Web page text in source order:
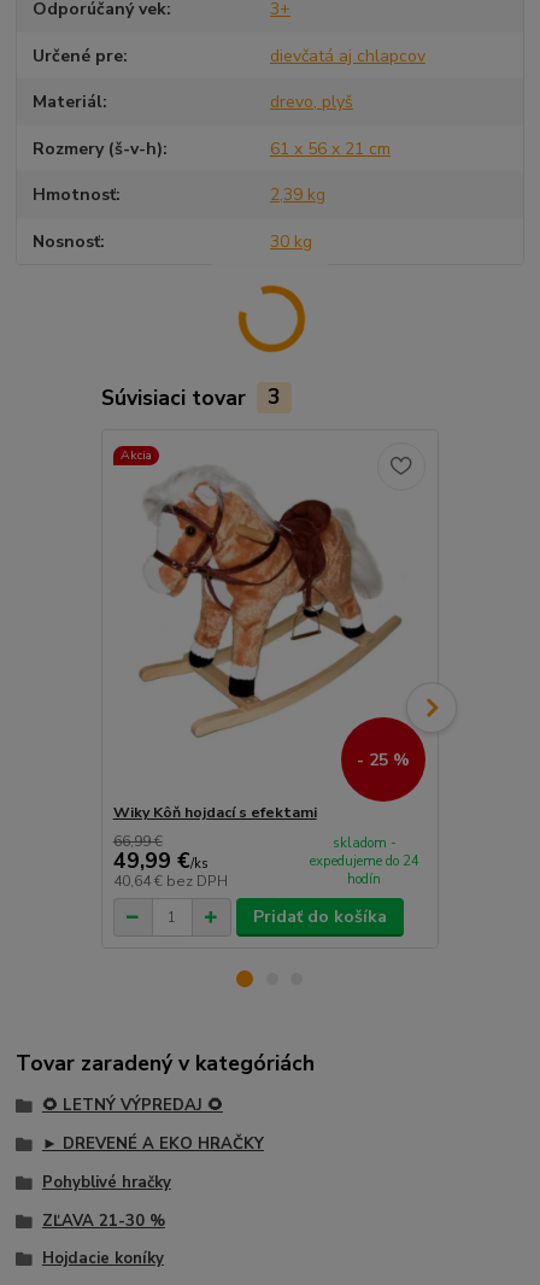
Odporúčaný vek 3+
Určené pre dievčatá aj chlapcov
Materiál drevo, plyš
Rozmery (š-v-h) 61 x 56 x 21 cm
Hmotnosť 2,39 kg
Nosnosť 30 kg
Súvisiaci tovar 3
Akcia
- 25 %
Wiky Kôň hojdací s efektami
66,99 €
49,99 €/ks
40,64 € bez DPH
skladom -
expedujeme do 24
hodín
Pridať do košíka
Tovar zaradený v kategóriách
🌻 LETNÝ VÝPREDAJ 🌻
► DREVENÉ A EKO HRAČKY
Pohyblivé hračky
ZĽAVA 21-30 %
Hojdacie koníky